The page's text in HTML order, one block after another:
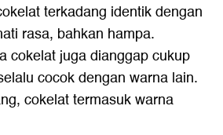
terkadang identik dengan
rasa, bahkan hampa.
cokelat juga dianggap cukup
cocok dengan warna lain.
cokelat termasuk warna